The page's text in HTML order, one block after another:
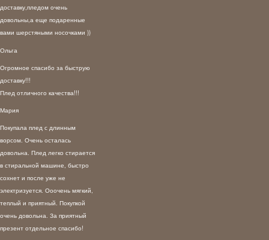
доставку,пледом очень
довольны,а еще подаренные
вами шерстяными носочками ))
Ольга
Огромное спасибо за быструю
доставку!!!
Плед отличного качества!!!
Мария
Покупала плед с длинным
ворсом. Очень осталась
довольна. Плед легко стирается
в стиральной машине, быстро
сохнет и после уже не
электризуется. Ооочень мягкий,
теплый и приятный. Покупкой
очень довольна. За приятный
презент отдельное спасибо!